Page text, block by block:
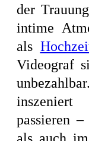
der
intime
als
Videograf
passieren